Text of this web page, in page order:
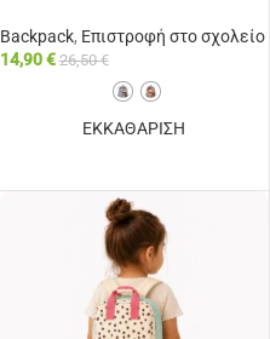
Backpack, Επιστροφή στο σχολείο
14,90€ 26,50€
ΕΚΚΑΘΑΡΙΣΗ